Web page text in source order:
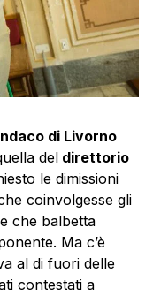
di Livorno
del direttorio
le dimissioni
coinvolgesse gli
che balbetta
Ma c’è
al di fuori delle
contestati a